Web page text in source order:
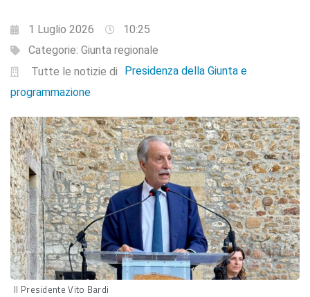
1 Luglio 2026
10:25
Categorie: Giunta regionale
Tutte le notizie di
Presidenza della Giunta e
programmazione
Il Presidente Vito Bardi